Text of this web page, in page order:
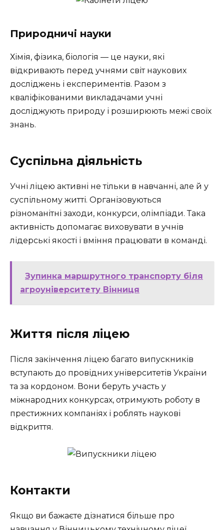
Природничі науки
Хімія, фізика, біологія — це науки, які
відкривають перед учнями світ наукових
досліджень і експериментів. Разом з
кваліфікованими викладачами учні
досліджують природу і розширюють межі своїх
знань.
Суспільна діяльність
Учні ліцею активні не тільки в навчанні, але й у
суспільному житті. Організовуються
різноманітні заходи, конкурси, олімпіади. Така
активність допомагає виховувати в учнів
лідерські якості і вміння працювати в команді.
Зупинка маршрутного транспорту біля
агроуніверситету Вінниця
Життя після ліцею
Після закінчення ліцею багато випускників
вступають до провідних університетів України
та за кордоном. Вони беруть участь у
міжнародних конкурсах, отримують роботу в
престижних компаніях і роблять наукові
відкриття.
Контакти
Якщо ви бажаєте дізнатися більше про